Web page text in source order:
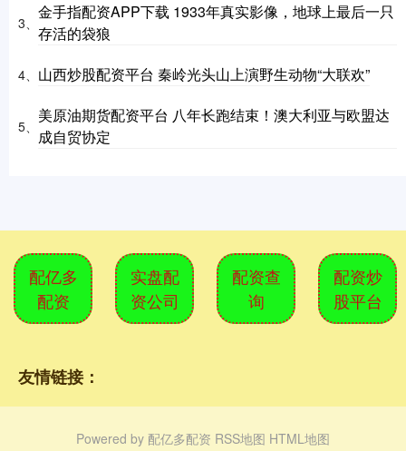
3、
金手指配资APP下载 1933年真实影像，地球上最后一只
存活的袋狼
4、 山西炒股配资平台 秦岭光头山上演野生动物“大联欢”
5、
美原油期货配资平台 八年长跑结束！澳大利亚与欧盟达
成自贸协定
配亿多
配资
实盘配
资公司
配资查
询
配资炒
股平台
友情链接：
Powered by 配亿多配资 RSS地图 HTML地图